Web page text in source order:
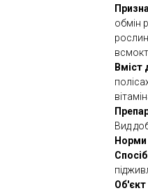
обмін
Вміст
Вид
Норми
Об'єкт